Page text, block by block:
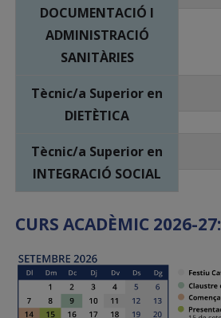
DOCUMENTACIÓ I
ADMINISTRACIÓ
SANITÀRIES
Tècnic/a Superior en
DIETÈTICA
Tècnic/a Superior en
INTEGRACIÓ SOCIAL
CURS ACADÈMIC 2026-27: